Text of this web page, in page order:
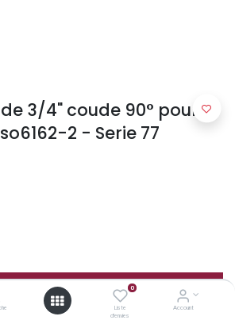
0
Liste
d'envies
Account
3/4" coude 90° pour
2 - Serie 77
Ajouter au panier